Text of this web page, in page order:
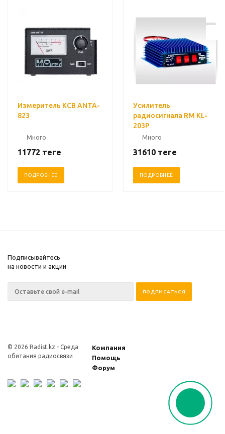
Измеритель КСВ ANTA-
823
Много
11772 теңге
ПОДРОБНЕЕ
Усилитель
радиосигнала RM KL-
203Р
Много
31610 теңге
ПОДРОБНЕЕ
Подписывайтесь
на новости и акции
© 2026 Radist.kz - Среда
обитания радиосвязи
Компания
Помощь
Форум